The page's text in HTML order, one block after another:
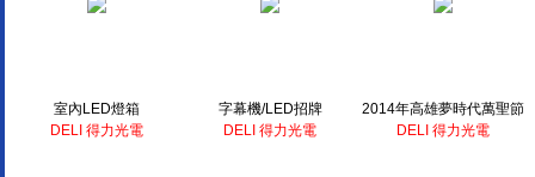
室內LED燈箱
DELI 得力光電
字幕機/LED招牌
DELI 得力光電
2014年高雄夢時代萬聖節
DELI 得力光電